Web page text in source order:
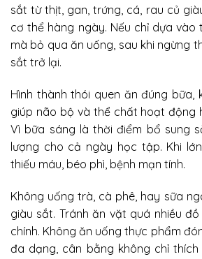
sắt từ thịt, gan, trứng, cá, rau củ
cơ thể hàng ngày. Nếu chỉ dựa vào
mà bỏ qua ăn uống, sau khi ngừng
sắt trở lại.
Hình thành thói quen ăn đúng bữa,
giúp não bộ và thể chất hoạt động
Vì bữa sáng là thời điểm bổ sung
lượng cho cả ngày học tập. Khi
thiếu máu, béo phì, bệnh mạn tính.
Không uống trà, cà phê, hay sữa
giàu sắt. Tránh ăn vặt quá nhiều
chính. Không ăn uống thực phẩm
đa dạng, cân bằng không chỉ thích